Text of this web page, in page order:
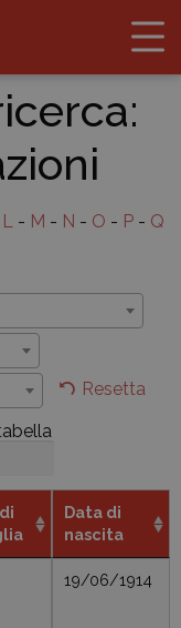
L - M - N - O - P - Q
Resetta
Data di
nascita
19/06/1914